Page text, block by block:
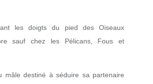
les doigts du pied des Oiseaux
sauf chez les Pélicans, Fous et
mâle destiné à séduire sa partenaire